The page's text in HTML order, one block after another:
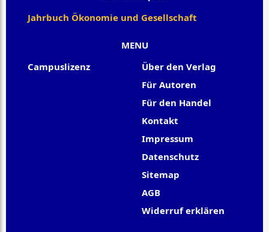
MENU
Campuslizenz
Über den Verlag
Für Autoren
Für den Handel
Kontakt
Impressum
Datenschutz
Sitemap
AGB
Widerruf erklären
Jahrbuch Ökonomie und Gesellschaft